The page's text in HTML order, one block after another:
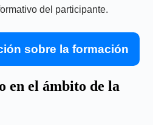
del participante.
sobre la formación
en el ámbito de la